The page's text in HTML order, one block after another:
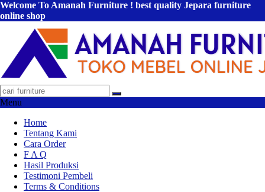
Welcome To Amanah Furniture ! best quality Jepara furniture
online shop
Menu
Home
Tentang Kami
Cara Order
F A Q
Hasil Produksi
Testimoni Pembeli
Terms & Conditions